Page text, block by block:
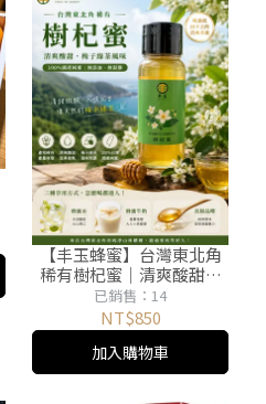
【丰玉蜂蜜】台灣東北角
稀有樹杞蜜｜清爽酸甜・
梅子綠茶風味｜100%國產
純蜜
已銷售：14
NT$850
加入購物車